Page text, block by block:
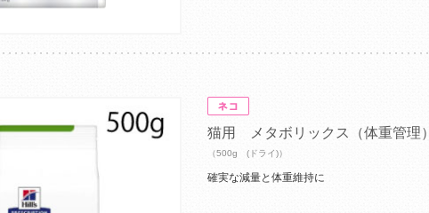
猫用 メタボリックス（体重管理）
（500g (ドライ)）
確実な減量と体重維持に